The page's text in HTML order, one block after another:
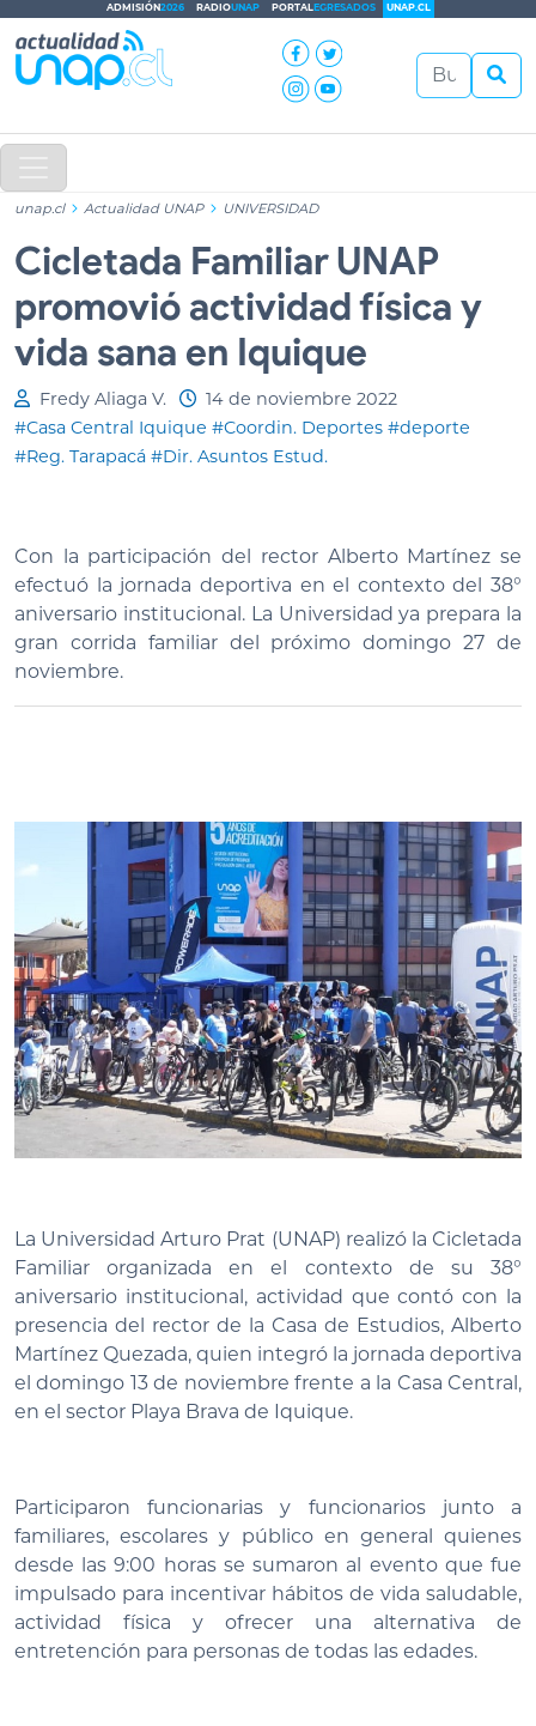
ADMISIÓN2026 RADIOUNAP PORTALEGRESADOS UNAP.CL
unap.cl Actualidad UNAP UNIVERSIDAD
Cicletada Familiar UNAP
promovió actividad física y
vida sana en Iquique
Fredy Aliaga V.
14 de noviembre 2022
#Casa Central Iquique #Coordin. Deportes #deporte
#Reg. Tarapacá #Dir. Asuntos Estud.
Con la participación del rector Alberto Martínez se
efectuó la jornada deportiva en el contexto del 38°
aniversario institucional. La Universidad ya prepara la
gran corrida familiar del próximo domingo 27 de
noviembre.
La Universidad Arturo Prat (UNAP) realizó la Cicletada
Familiar organizada en el contexto de su 38°
aniversario institucional, actividad que contó con la
presencia del rector de la Casa de Estudios, Alberto
Martínez Quezada, quien integró la jornada deportiva
el domingo 13 de noviembre frente a la Casa Central,
en el sector Playa Brava de Iquique.
Participaron funcionarias y funcionarios junto a
familiares, escolares y público en general quienes
desde las 9:00 horas se sumaron al evento que fue
impulsado para incentivar hábitos de vida saludable,
actividad física y ofrecer una alternativa de
entretención para personas de todas las edades.